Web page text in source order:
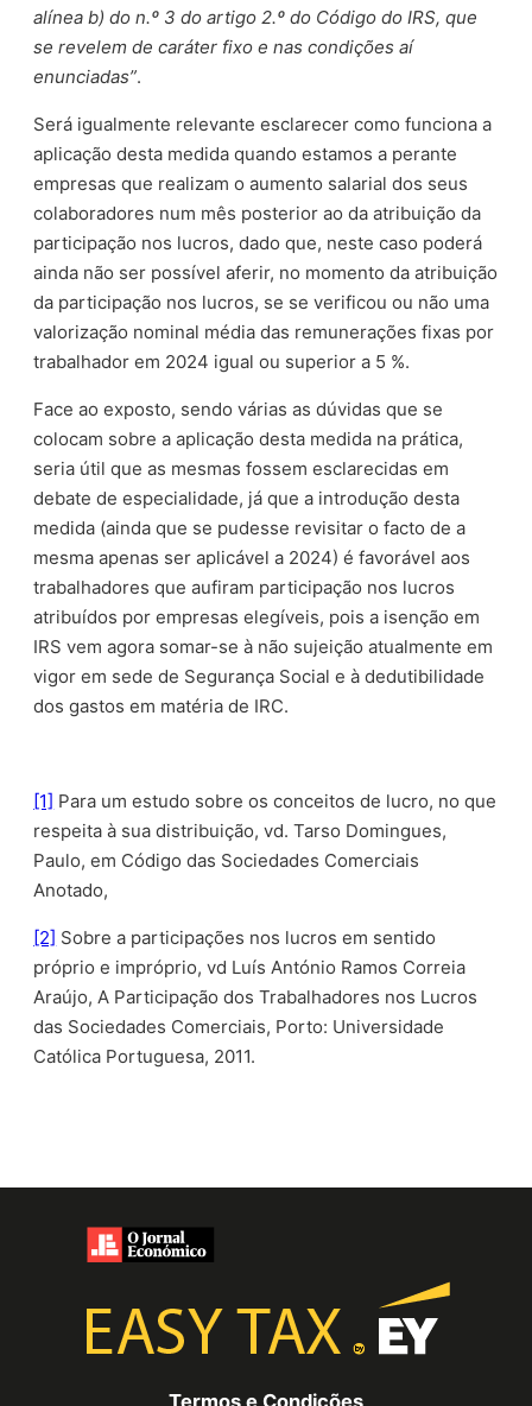
alínea b) do n.º 3 do artigo 2.º do Código do IRS, que
se revelem de caráter fixo e nas condições aí
enunciadas”.
Será igualmente relevante esclarecer como funciona a
aplicação desta medida quando estamos a perante
empresas que realizam o aumento salarial dos seus
colaboradores num mês posterior ao da atribuição da
participação nos lucros, dado que, neste caso poderá
ainda não ser possível aferir, no momento da atribuição
da participação nos lucros, se se verificou ou não uma
valorização nominal média das remunerações fixas por
trabalhador em 2024 igual ou superior a 5 %.
Face ao exposto, sendo várias as dúvidas que se
colocam sobre a aplicação desta medida na prática,
seria útil que as mesmas fossem esclarecidas em
debate de especialidade, já que a introdução desta
medida (ainda que se pudesse revisitar o facto de a
mesma apenas ser aplicável a 2024) é favorável aos
trabalhadores que aufiram participação nos lucros
atribuídos por empresas elegíveis, pois a isenção em
IRS vem agora somar-se à não sujeição atualmente em
vigor em sede de Segurança Social e à dedutibilidade
dos gastos em matéria de IRC.
[1] Para um estudo sobre os conceitos de lucro, no que
respeita à sua distribuição, vd. Tarso Domingues,
Paulo, em Código das Sociedades Comerciais
Anotado,
[2] Sobre a participações nos lucros em sentido
próprio e impróprio, vd Luís António Ramos Correia
Araújo, A Participação dos Trabalhadores nos Lucros
das Sociedades Comerciais, Porto: Universidade
Católica Portuguesa, 2011.
Termos e Condições